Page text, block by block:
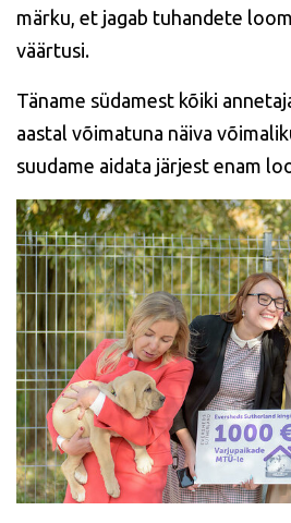
märku, et jagab tuhandete
väärtusi.
Täname südamest kõiki
aastal võimatuna näiva
suudame aidata järjest enam